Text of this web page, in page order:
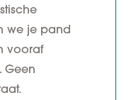
we je pand
vooraf
Geen